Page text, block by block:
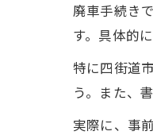
廃車手続き
す。具体的
特に四街道
う。また、
実際に、事